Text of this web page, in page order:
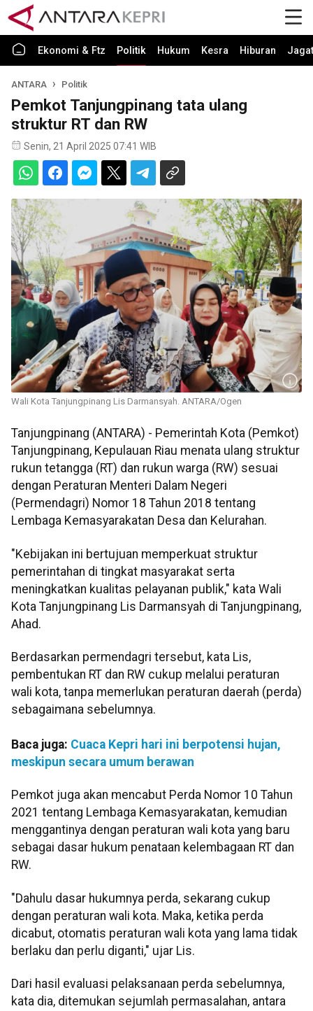
Ekonomi & Ftz Politik Hukum Kesra Hiburan Jagat
ANTARA Politik
Pemkot Tanjungpinang tata ulang
struktur RT dan RW
Senin, 21 April 2025 07:41 WIB
Wali Kota Tanjungpinang Lis Darmansyah. ANTARA/Ogen
Tanjungpinang (ANTARA) - Pemerintah Kota (Pemkot)
Tanjungpinang, Kepulauan Riau menata ulang struktur
rukun tetangga (RT) dan rukun warga (RW) sesuai
dengan Peraturan Menteri Dalam Negeri
(Permendagri) Nomor 18 Tahun 2018 tentang
Lembaga Kemasyarakatan Desa dan Kelurahan.
"Kebijakan ini bertujuan memperkuat struktur
pemerintahan di tingkat masyarakat serta
meningkatkan kualitas pelayanan publik," kata Wali
Kota Tanjungpinang Lis Darmansyah di Tanjungpinang,
Ahad.
Berdasarkan permendagri tersebut, kata Lis,
pembentukan RT dan RW cukup melalui peraturan
wali kota, tanpa memerlukan peraturan daerah (perda)
sebagaimana sebelumnya.
Baca juga: Cuaca Kepri hari ini berpotensi hujan,
meskipun secara umum berawan
Pemkot juga akan mencabut Perda Nomor 10 Tahun
2021 tentang Lembaga Kemasyarakatan, kemudian
menggantinya dengan peraturan wali kota yang baru
sebagai dasar hukum penataan kelembagaan RT dan
RW.
"Dahulu dasar hukumnya perda, sekarang cukup
dengan peraturan wali kota. Maka, ketika perda
dicabut, otomatis peraturan wali kota yang lama tidak
berlaku dan perlu diganti," ujar Lis.
Dari hasil evaluasi pelaksanaan perda sebelumnya,
kata dia, ditemukan sejumlah permasalahan, antara